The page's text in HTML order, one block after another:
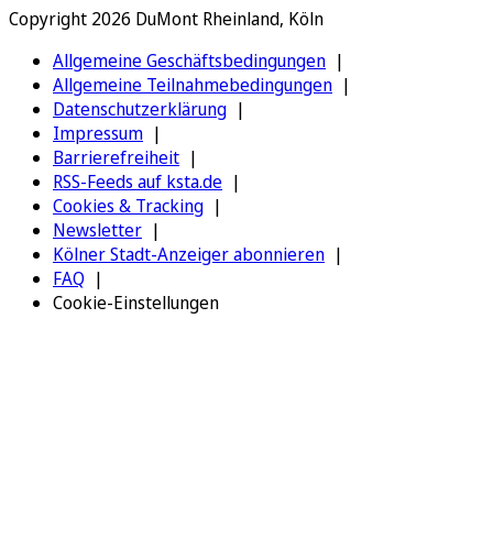
Copyright 2026 DuMont Rheinland, Köln
Allgemeine Geschäftsbedingungen
Allgemeine Teilnahmebedingungen
Datenschutzerklärung
Impressum
Barrierefreiheit
RSS-Feeds auf ksta.de
Cookies & Tracking
Newsletter
Kölner Stadt-Anzeiger abonnieren
FAQ
Cookie-Einstellungen